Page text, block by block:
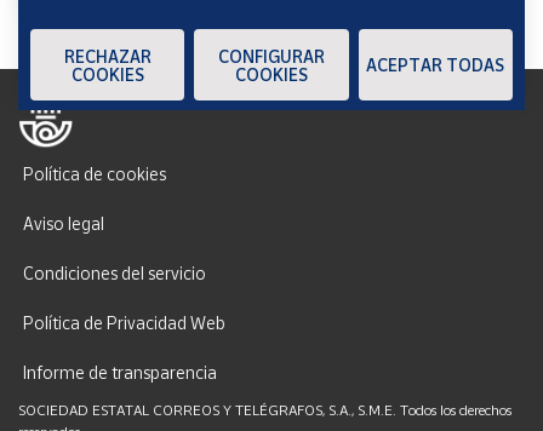
Política de cookies
Aviso legal
Condiciones del servicio
Política de Privacidad Web
Informe de transparencia
SOCIEDAD ESTATAL CORREOS Y TELÉGRAFOS, S.A., S.M.E. Todos los derechos
RECHAZAR
COOKIES
CONFIGURAR
COOKIES
ACEPTAR TODAS